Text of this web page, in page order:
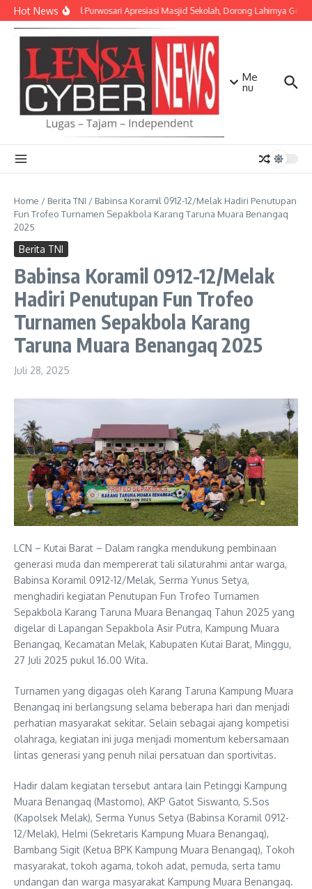
Lewati ke konten
Hot NewsDanramil Purwosari Apresiasi Masjid Sekolah, Dorong Lahirnya
Me
nu
Home / Berita TNI / Babinsa Koramil 0912-12/Melak Hadiri Penutupan
Fun Trofeo Turnamen Sepakbola Karang Taruna Muara Benangaq
2025
Berita TNI
Babinsa Koramil 0912-12/Melak
Hadiri Penutupan Fun Trofeo
Turnamen Sepakbola Karang
Taruna Muara Benangaq 2025
Juli 28, 2025
LCN – Kutai Barat – Dalam rangka mendukung pembinaan
generasi muda dan mempererat tali silaturahmi antar warga,
Babinsa Koramil 0912-12/Melak, Serma Yunus Setya,
menghadiri kegiatan Penutupan Fun Trofeo Turnamen
Sepakbola Karang Taruna Muara Benangaq Tahun 2025 yang
digelar di Lapangan Sepakbola Asir Putra, Kampung Muara
Benangaq, Kecamatan Melak, Kabupaten Kutai Barat, Minggu,
27 Juli 2025 pukul 16.00 Wita.
Turnamen yang digagas oleh Karang Taruna Kampung Muara
Benangaq ini berlangsung selama beberapa hari dan menjadi
perhatian masyarakat sekitar. Selain sebagai ajang kompetisi
olahraga, kegiatan ini juga menjadi momentum kebersamaan
lintas generasi yang penuh nilai persatuan dan sportivitas.
Hadir dalam kegiatan tersebut antara lain Petinggi Kampung
Muara Benangaq (Mastomo), AKP Gatot Siswanto, S.Sos
(Kapolsek Melak), Serma Yunus Setya (Babinsa Koramil 0912-
12/Melak), Helmi (Sekretaris Kampung Muara Benangaq),
Bambang Sigit (Ketua BPK Kampung Muara Benangaq), Tokoh
masyarakat, tokoh agama, tokoh adat, pemuda, serta tamu
undangan dan warga masyarakat Kampung Muara Benangaq.